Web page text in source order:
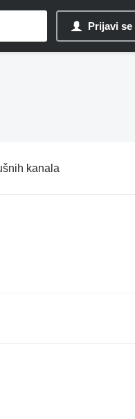
Prijavi
kanala